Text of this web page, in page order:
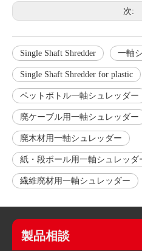
次:
Single Shaft Shredder 一軸
Single Shaft Shredder for plastic
ペットボトル一軸シュレッダー
廃ケーブル用一軸シュレッダー
廃木材用一軸シュレッダー
紙・段ボール用一軸シュレッダ
繊維廃材用一軸シュレッダー
製品相談